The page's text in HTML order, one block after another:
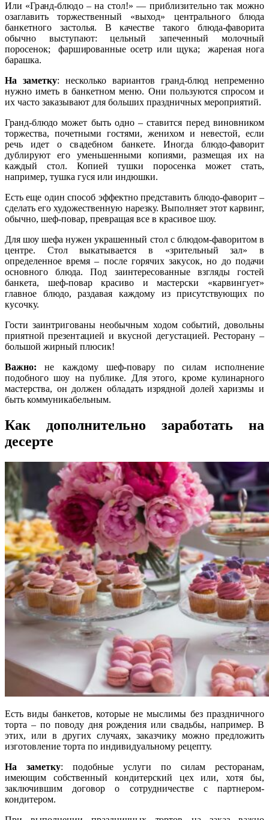
Или «Гранд-блюдо – на стол!» — приблизительно так можно
озаглавить торжественный «выход» центрального блюда
банкетного застолья. В качестве такого блюда-фаворита
обычно выступают: цельный запеченный молочный
поросенок; фаршированные осетр или щука; жареная нога
барашка.
На заметку: несколько вариантов гранд-блюд непременно
нужно иметь в банкетном меню. Они пользуются спросом и
их часто заказывают для больших праздничных мероприятий.
Гранд-блюдо может быть одно – ставится перед виновником
торжества, почетными гостями, женихом и невестой, если
речь идет о свадебном банкете. Иногда блюдо-фаворит
дублируют его уменьшенными копиями, размещая их на
каждый стол. Копией тушки поросенка может стать,
например, тушка гуся или индюшки.
Есть еще один способ эффектно представить блюдо-фаворит –
сделать его художественную нарезку. Выполняет этот карвинг,
обычно, шеф-повар, превращая все в красивое шоу.
Для шоу шефа нужен украшенный стол с блюдом-фаворитом в
центре. Стол выкатывается в «зрительный зал» в
определенное время – после горячих закусок, но до подачи
основного блюда. Под заинтересованные взгляды гостей
банкета, шеф-повар красиво и мастерски «карвингует»
главное блюдо, раздавая каждому из присутствующих по
кусочку.
Гости заинтригованы необычным ходом событий, довольны
приятной презентацией и вкусной дегустацией. Ресторану –
большой жирный плюсик!
Важно: не каждому шеф-повару по силам исполнение
подобного шоу на публике. Для этого, кроме кулинарного
мастерства, он должен обладать изрядной долей харизмы и
быть коммуникабельным.
Как дополнительно заработать на
десерте
Есть виды банкетов, которые не мыслимы без праздничного
торта – по поводу дня рождения или свадьбы, например. В
этих, или в других случаях, заказчику можно предложить
изготовление торта по индивидуальному рецепту.
На заметку: подобные услуги по силам ресторанам,
имеющим собственный кондитерский цех или, хотя бы,
заключившим договор о сотрудничестве с партнером-
кондитером.